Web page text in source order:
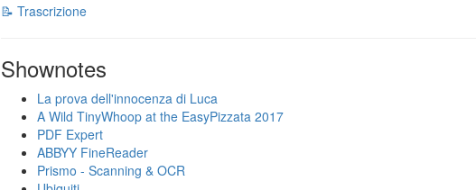
📝 Trascrizione
Shownotes
La prova dell'innocenza di Luca
A Wild TinyWhoop at the EasyPizzata 2017
PDF Expert
ABBYY FineReader
Prismo - Scanning & OCR